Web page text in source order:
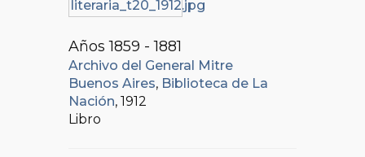
Años 1859 - 1881
Archivo del General Mitre
Buenos Aires, Biblioteca de La
Nación, 1912
Libro